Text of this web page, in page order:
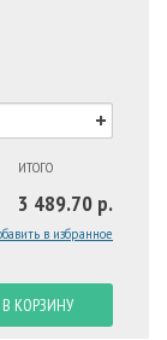
ИТОГО
3 489.70 р.
в избранное
В КОРЗИНУ